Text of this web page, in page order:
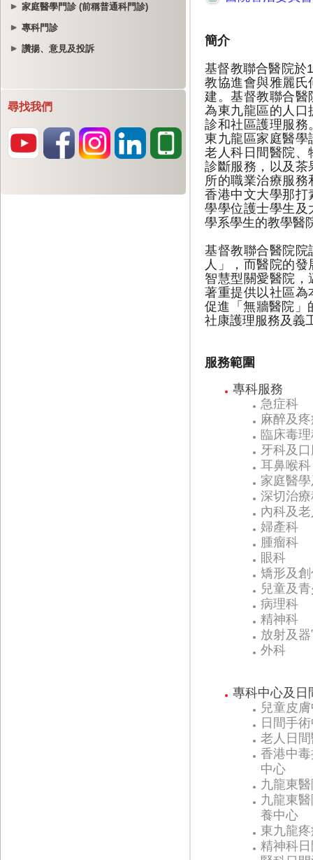
家庭醫學門診 (前稱普通科門診)
專科門診
讚揚、意見及投訴
尋找我們